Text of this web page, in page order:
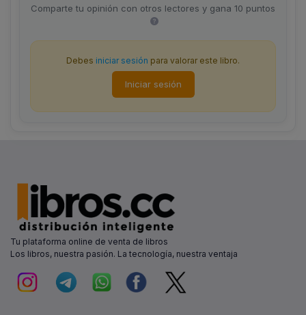
Comparte tu opinión con otros lectores y gana 10 puntos
Debes iniciar sesión para valorar este libro.
Iniciar sesión
Tu plataforma online de venta de libros
Los libros, nuestra pasión. La tecnología, nuestra ventaja